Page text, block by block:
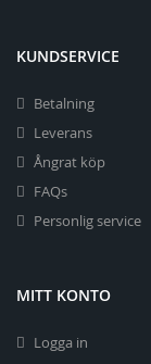
KUNDSERVICE
Betalning
Leverans
Ångrat köp
FAQs
Personlig service
MITT KONTO
Logga in